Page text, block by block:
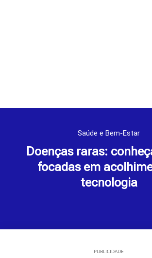
Saúde e Bem-Estar
Doenças raras:
focadas em
tecnologia
PUBLICIDADE